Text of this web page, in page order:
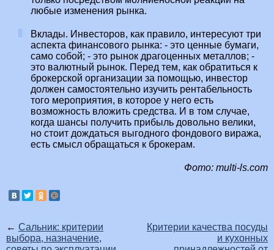
любые изменения рынка.
Вклады. Инвесторов, как правило, интересуют три
аспекта финансового рынка: - это ценные бумаги,
само собой; - это рынок драгоценных металлов; -
это валютный рынок. Перед тем, как обратиться к
брокерской организации за помощью, инвестор
должен самостоятельно изучить рентабельность
того мероприятия, в которое у него есть
возможность вложить средства. И в том случае,
когда шансы получить прибыль довольно велики,
но стоит дождаться выгодного фондового виража,
есть смысл обращаться к брокерам.
Фото: multi-ls.com
← Сальник: критерии
выбора, назначение,
Критерии качества посуды
и кухонных